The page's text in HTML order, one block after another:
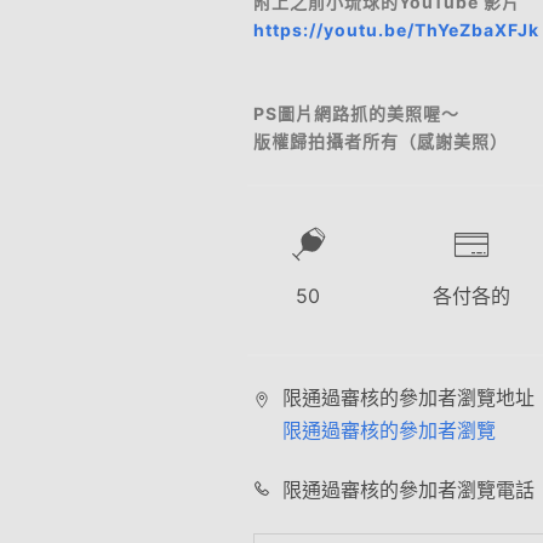
https://youtu.be/ThYeZbaXFJk
PS圖片網路抓的美照喔～
版權歸拍攝者所有（感謝美照）
50 各付各的
限通過審核的參加者瀏覽地址
限通過審核的參加者瀏覽
限通過審核的參加者瀏覽電話